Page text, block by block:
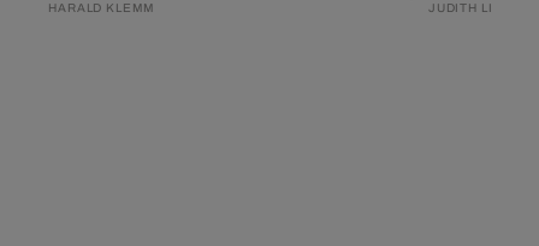
HARALD KLEMM JUDITH